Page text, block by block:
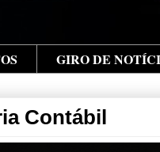
GIRO DE
Contábil